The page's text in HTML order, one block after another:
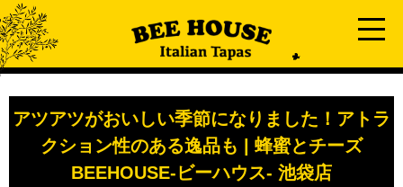
アツアツがおいしい季節になりました！アトラ
クション性のある逸品も | 蜂蜜とチーズ
BEEHOUSE-ビーハウス- 池袋店